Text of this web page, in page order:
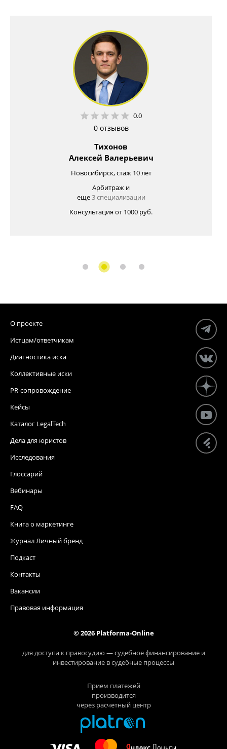
0.0
0 отзывов
Тихонов
Алексей Валерьевич
Новосибирск, стаж 10 лет
Арбитраж и
еще3 специализации
Консультация от 1000 руб.
О проекте
Истцам/ответчикам
Диагностика иска
Коллективные иски
PR-сопровождение
Кейсы
Каталог LegalTech
Дела для юристов
Исследования
Глоссарий
Вебинары
FAQ
Книга о маркетинге
Журнал Личный бренд
Подкаст
Контакты
Вакансии
Правовая информация
© 2026 Platforma-Online
для доступа к правосудию — судебное финансирование и
инвестирование в судебные процессы
Прием платежей
производится
через расчетный центр